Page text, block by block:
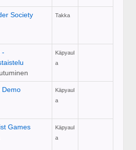
Society Takka
-
Käpyaul
a
Demo
Käpyaul
a
Games
Käpyaul
a